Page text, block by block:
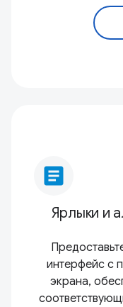
article
Ярлыки и
интерфейс с
экрана,